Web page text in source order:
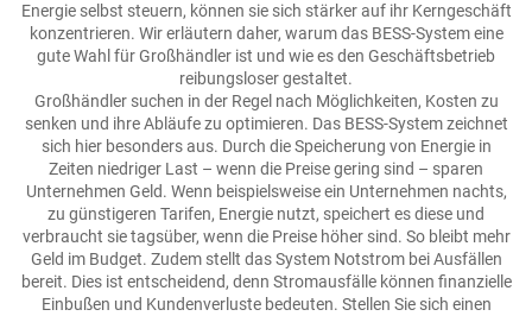
Energie selbst steuern, können sie sich stärker auf ihr Kerngeschäft
konzentrieren. Wir erläutern daher, warum das BESS-System eine
gute Wahl für Großhändler ist und wie es den Geschäftsbetrieb
reibungsloser gestaltet.
Großhändler suchen in der Regel nach Möglichkeiten, Kosten zu
senken und ihre Abläufe zu optimieren. Das BESS-System zeichnet
sich hier besonders aus. Durch die Speicherung von Energie in
Zeiten niedriger Last – wenn die Preise gering sind – sparen
Unternehmen Geld. Wenn beispielsweise ein Unternehmen nachts,
zu günstigeren Tarifen, Energie nutzt, speichert es diese und
verbraucht sie tagsüber, wenn die Preise höher sind. So bleibt mehr
Geld im Budget. Zudem stellt das System Notstrom bei Ausfällen
bereit. Dies ist entscheidend, denn Stromausfälle können finanzielle
Einbußen und Kundenverluste bedeuten. Stellen Sie sich einen